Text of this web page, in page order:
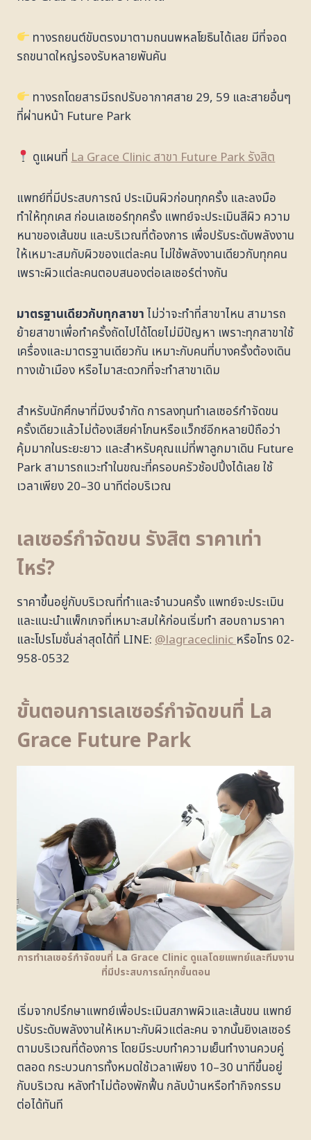
ทางรถยนต์ขับตรงมาตามถนนพหลโยธินได้เลย มีที่จอด
รถขนาดใหญ่รองรับหลายพันคัน
ทางรถโดยสารมีรถปรับอากาศสาย 29, 59 และสายอื่นๆ
ที่ผ่านหน้า Future Park
ดูแผนที่La Grace Clinic สาขา Future Park รังสิต
แพทย์ที่มีประสบการณ์ ประเมินผิวก่อนทุกครั้ง และลงมือ
ทำให้ทุกเคส ก่อนเลเซอร์ทุกครั้ง แพทย์จะประเมินสีผิว ความ
หนาของเส้นขน และบริเวณที่ต้องการ เพื่อปรับระดับพลังงาน
ให้เหมาะสมกับผิวของแต่ละคน ไม่ใช้พลังงานเดียวกับทุกคน
เพราะผิวแต่ละคนตอบสนองต่อเลเซอร์ต่างกัน
มาตรฐานเดียวกับทุกสาขาไม่ว่าจะทำที่สาขาไหน สามารถ
ย้ายสาขาเพื่อทำครั้งถัดไปได้โดยไม่มีปัญหา เพราะทุกสาขาใช้
เครื่องและมาตรฐานเดียวกัน เหมาะกับคนที่บางครั้งต้องเดิน
ทางเข้าเมือง หรือไมาสะดวกที่จะทำสาขาเดิม
สำหรับนักศึกษาที่มีงบจำกัด การลงทุนทำเลเซอร์กำจัดขน
ครั้งเดียวแล้วไม่ต้องเสียค่าโกนหรือแว็กซ์อีกหลายปีถือว่า
คุ้มมากในระยะยาว และสำหรับคุณแม่ที่พาลูกมาเดิน Future
Park สามารถแวะทำในขณะที่ครอบครัวช้อปปิ้งได้เลย ใช้
เวลาเพียง 20–30 นาทีต่อบริเวณ
เลเซอร์กำจัดขน รังสิต ราคาเท่า
ไหร่?
ราคาขึ้นอยู่กับบริเวณที่ทำและจำนวนครั้ง แพทย์จะประเมิน
และแนะนำแพ็กเกจที่เหมาะสมให้ก่อนเริ่มทำ สอบถามราคา
และโปรโมชั่นล่าสุดได้ที่ LINE:@lagraceclinicหรือโทร 02-
958-0532
ขั้นตอนการเลเซอร์กำจัดขนที่ La
Grace Future Park
การทำเลเซอร์กำจัดขนที่ La Grace Clinic ดูแลโดยแพทย์และทีมงาน
ที่มีประสบการณ์ทุกขั้นตอน
เริ่มจากปรึกษาแพทย์เพื่อประเมินสภาพผิวและเส้นขน แพทย์
ปรับระดับพลังงานให้เหมาะกับผิวแต่ละคน จากนั้นยิงเลเซอร์
ตามบริเวณที่ต้องการ โดยมีระบบทำความเย็นทำงานควบคู่
ตลอด กระบวนการทั้งหมดใช้เวลาเพียง 10–30 นาทีขึ้นอยู่
กับบริเวณ หลังทำไม่ต้องพักฟื้น กลับบ้านหรือทำกิจกรรม
ต่อได้ทันที